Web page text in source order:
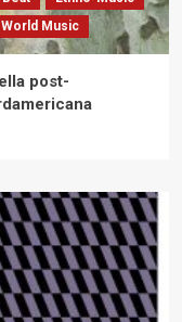
World Music
post-